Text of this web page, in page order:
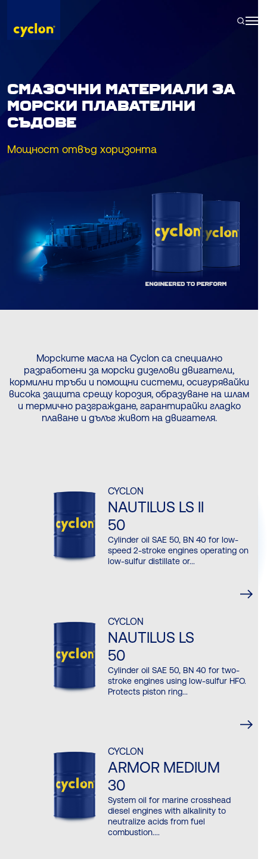
content
СМАЗОЧНИ МАТЕРИАЛИ ЗА
МОРСКИ ПЛАВАТЕЛНИ
СЪДОВЕ
Мощност отвъд хоризонта
Морските масла на Cyclon са специално
разработени за морски дизелови двигатели,
кормилни тръби и помощни системи, осигурявайки
висока защита срещу корозия, образуване на шлам
и термично разграждане, гарантирайки гладко
плаване и дълъг живот на двигателя.
CYCLON
NAUTILUS LS ΙΙ
50
Cylinder oil SAE 50, BN 40 for low-
speed 2-stroke engines operating on
low-sulfur distillate or...
CYCLON
NAUTILUS LS
50
Cylinder oil SAE 50, BN 40 for two-
stroke engines using low-sulfur HFO.
Protects piston ring...
CYCLON
ARMOR MEDIUM
30
System oil for marine crosshead
diesel engines with alkalinity to
neutralize acids from fuel
combustion....